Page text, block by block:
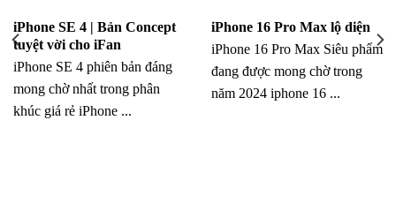
iPhone SE 4 | Bản Concept
tuyệt vời cho iFan
iPhone SE 4 phiên bản đáng
mong chờ nhất trong phân
khúc giá rẻ iPhone ...
iPhone 16 Pro Max lộ diện
iPhone 16 Pro Max Siêu phẩm
đang được mong chờ trong
năm 2024 iphone 16 ...